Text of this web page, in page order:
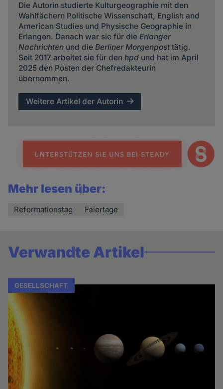
Die Autorin studierte Kulturgeographie mit den
Wahlfächern Politische Wissenschaft, English and
American Studies und Physische Geographie in
Erlangen. Danach war sie für die Erlanger
Nachrichtenund die Berliner Morgenposttätig.
Seit 2017 arbeitet sie für den hpdund hat im April
2025 den Posten der Chefredakteurin
übernommen.
Weitere Artikel der Autorin
Mehr lesen über:
Reformationstag Feiertage
Verwandte Artikel
GESELLSCHAFT